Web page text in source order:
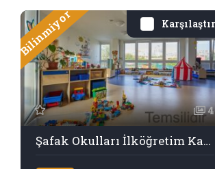
Karşılaştır
Bilinmiyor
4
Şafak Okulları İlköğretim Kampüsü